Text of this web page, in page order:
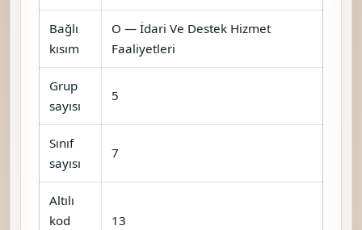
Bağlı
kısım
O — İdari Ve Destek Hizmet
Faaliyetleri
Grup
sayısı
5
Sınıf
sayısı
7
Altılı
kod
13